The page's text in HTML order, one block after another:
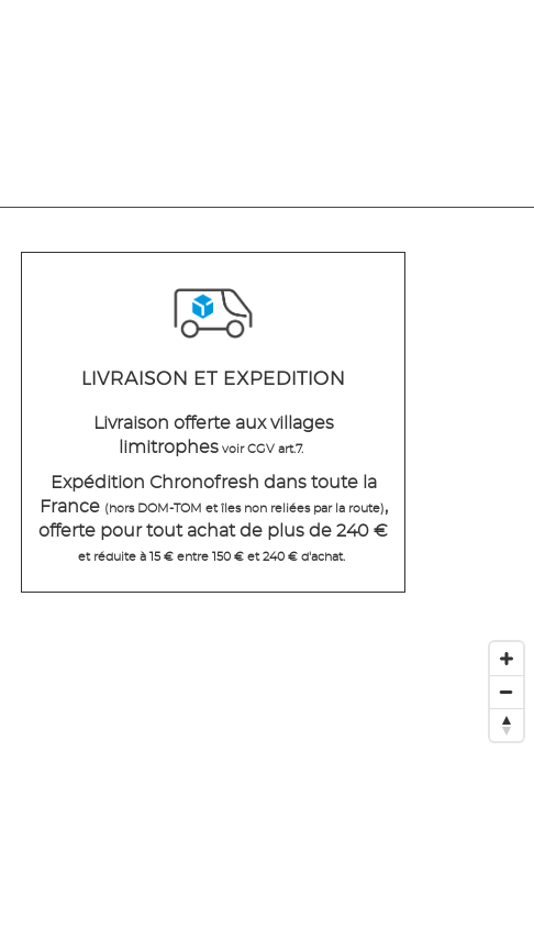
LIVRAISON ET EXPEDITION
Livraison offerte aux villages
limitrophes voir CGV art.7.
Expédition Chronofresh dans toute la
France (hors DOM-TOM et îles non reliées par la route),
offerte pour tout achat de plus de 240 €
et réduite à 15 € entre 150 € et 240 € d'achat.